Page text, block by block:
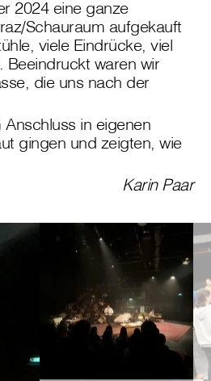
2024 eine ganze
Schauraum aufgekauft
viele Eindrücke, viel
Beeindruckt waren wir
die uns nach der
in eigenen
gingen und zeigten, wie
Karin Paar